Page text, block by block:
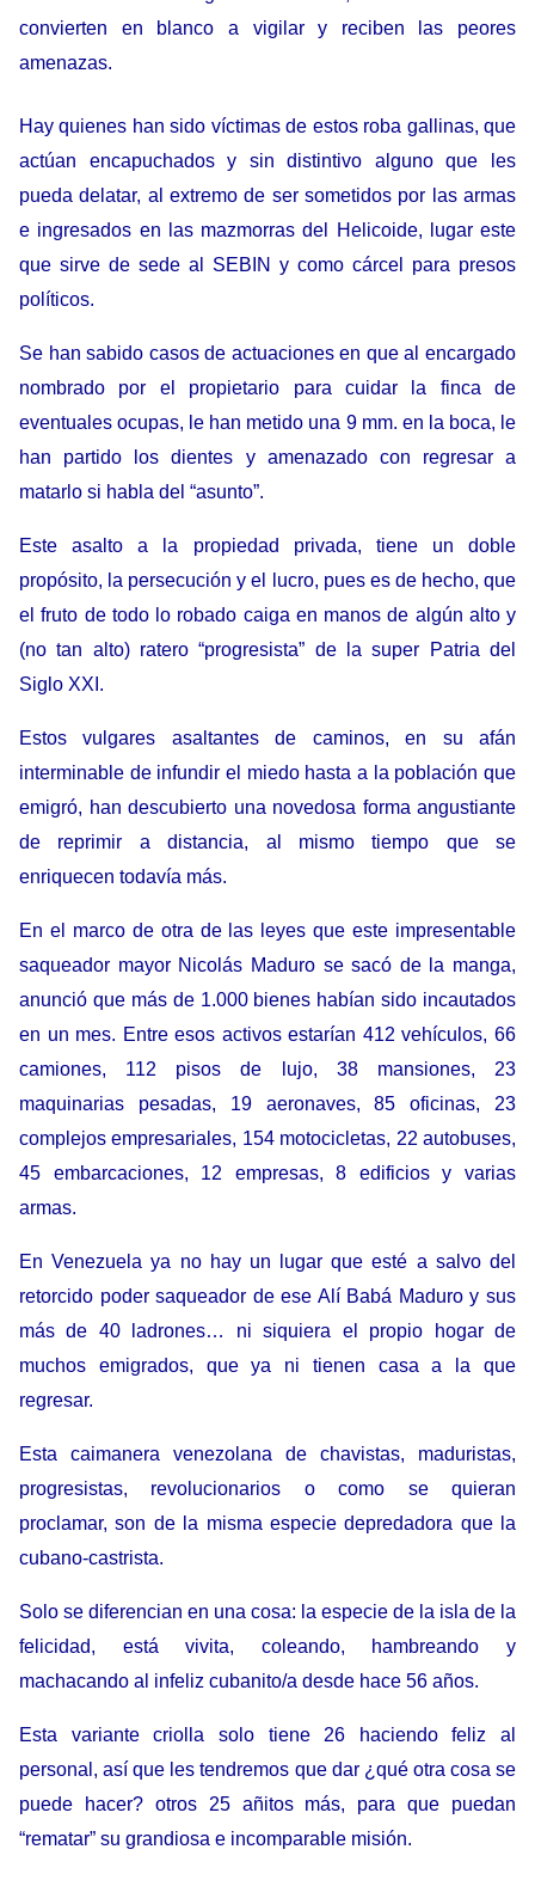
convierten en blanco a vigilar y reciben las peores
amenazas.
Hay quienes han sido víctimas de estos roba gallinas, que
actúan encapuchados y sin distintivo alguno que les
pueda delatar, al extremo de ser sometidos por las armas
e ingresados en las mazmorras del Helicoide, lugar este
que sirve de sede al SEBIN y como cárcel para presos
políticos.
Se han sabido casos de actuaciones en que al encargado
nombrado por el propietario para cuidar la finca de
eventuales ocupas, le han metido una 9 mm. en la boca, le
han partido los dientes y amenazado con regresar a
matarlo si habla del “asunto”.
Este asalto a la propiedad privada, tiene un doble
propósito, la persecución y el lucro, pues es de hecho, que
el fruto de todo lo robado caiga en manos de algún alto y
(no tan alto) ratero “progresista” de la super Patria del
Siglo XXI.
Estos vulgares asaltantes de caminos, en su afán
interminable de infundir el miedo hasta a la población que
emigró, han descubierto una novedosa forma angustiante
de reprimir a distancia, al mismo tiempo que se
enriquecen todavía más.
En el marco de otra de las leyes que este impresentable
saqueador mayor Nicolás Maduro se sacó de la manga,
anunció que más de 1.000 bienes habían sido incautados
en un mes. Entre esos activos estarían 412 vehículos, 66
camiones, 112 pisos de lujo, 38 mansiones, 23
maquinarias pesadas, 19 aeronaves, 85 oficinas, 23
complejos empresariales, 154 motocicletas, 22 autobuses,
45 embarcaciones, 12 empresas, 8 edificios y varias
armas.
En Venezuela ya no hay un lugar que esté a salvo del
retorcido poder saqueador de ese Alí Babá Maduro y sus
más de 40 ladrones… ni siquiera el propio hogar de
muchos emigrados, que ya ni tienen casa a la que
regresar.
Esta caimanera venezolana de chavistas, maduristas,
progresistas, revolucionarios o como se quieran
proclamar, son de la misma especie depredadora que la
cubano-castrista.
Solo se diferencian en una cosa: la especie de la isla de la
felicidad, está vivita, coleando, hambreando y
machacando al infeliz cubanito/a desde hace 56 años.
Esta variante criolla solo tiene 26 haciendo feliz al
personal, así que les tendremos que dar ¿qué otra cosa se
puede hacer? otros 25 añitos más, para que puedan
“rematar” su grandiosa e incomparable misión.